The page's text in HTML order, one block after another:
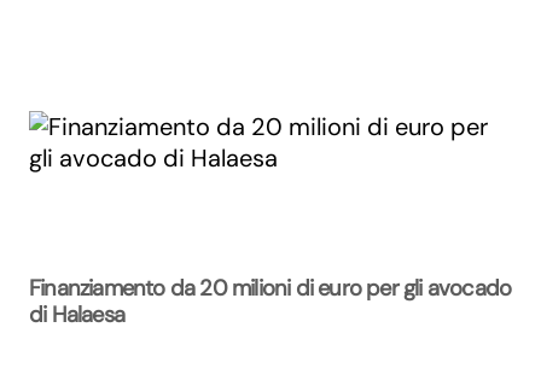
Finanziamento da 20 milioni di euro per gli avocado
di Halaesa